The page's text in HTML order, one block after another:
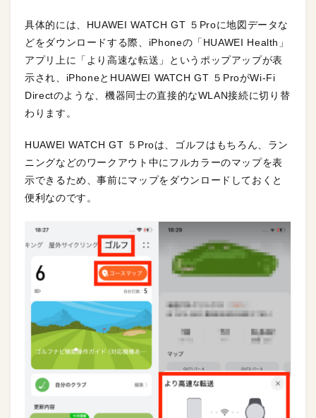
具体的には、HUAWEI WATCH GT ５Proに地図データな
どをダウンロードする際、iPhoneの「HUAWEI Health」
アプリ上に「より高速な転送」というポップアップが表
示され、iPhoneとHUAWEI WATCH GT ５ProがWi-Fi
Directのような、機器同士の直接的なWLAN接続に切り替
わります。
HUAWEI WATCH GT ５Proは、ゴルフはもちろん、ラン
ニングなどのワークアウト中にフルカラーのマップを表
示できるため、事前にマップをダウンロードしておくと
便利なのです。